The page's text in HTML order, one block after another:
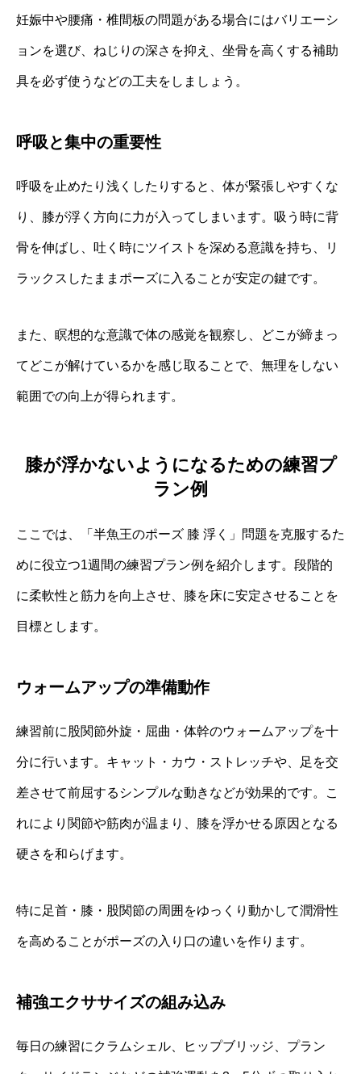
妊娠中や腰痛・椎間板の問題がある場合にはバリエーシ
ョンを選び、ねじりの深さを抑え、坐骨を高くする補助
具を必ず使うなどの工夫をしましょう。
呼吸と集中の重要性
呼吸を止めたり浅くしたりすると、体が緊張しやすくな
り、膝が浮く方向に力が入ってしまいます。吸う時に背
骨を伸ばし、吐く時にツイストを深める意識を持ち、リ
ラックスしたままポーズに入ることが安定の鍵です。
また、瞑想的な意識で体の感覚を観察し、どこが締まっ
てどこが解けているかを感じ取ることで、無理をしない
範囲での向上が得られます。
膝が浮かないようになるための練習プ
ラン例
ここでは、「半魚王のポーズ 膝 浮く」問題を克服するた
めに役立つ1週間の練習プラン例を紹介します。段階的
に柔軟性と筋力を向上させ、膝を床に安定させることを
目標とします。
ウォームアップの準備動作
練習前に股関節外旋・屈曲・体幹のウォームアップを十
分に行います。キャット・カウ・ストレッチや、足を交
差させて前屈するシンプルな動きなどが効果的です。こ
れにより関節や筋肉が温まり、膝を浮かせる原因となる
硬さを和らげます。
特に足首・膝・股関節の周囲をゆっくり動かして潤滑性
を高めることがポーズの入り口の違いを作ります。
補強エクササイズの組み込み
毎日の練習にクラムシェル、ヒップブリッジ、プラン